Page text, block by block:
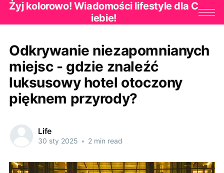
Żyj kolorowo! Wiadomości lifestyle dla C
iebie!
Odkrywanie niezapomnianych
miejsc - gdzie znaleźć
luksusowy hotel otoczony
pięknem przyrody?
Life
30 sty 2025 • 2 min read